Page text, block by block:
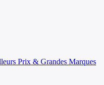
Prix & Grandes Marques